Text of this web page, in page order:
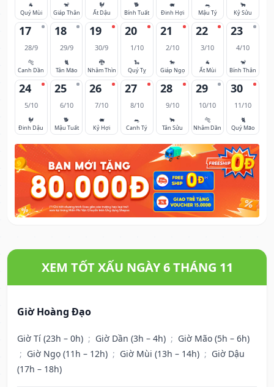
🐐
Quý Mùi
🐒
Giáp Thân
🐓
Ất Dậu
🐕
Bính Tuất
🐖
Đinh Hợi
🐀
Mậu Tý
🐂
Kỷ Sửu
17
28/9
🐅
Canh Dần
18
29/9
🐈
Tân Mão
19
30/9
🐉
Nhâm Thìn
20
1/10
🐍
Quý Tỵ
21
2/10
🐎
Giáp Ngọ
22
3/10
🐐
Ất Mùi
23
4/10
🐒
Bính Thân
24
5/10
🐓
Đinh Dậu
25
6/10
🐕
Mậu Tuất
26
7/10
🐖
Kỷ Hợi
27
8/10
🐀
Canh Tý
28
9/10
🐂
Tân Sửu
29
10/10
🐅
Nhâm Dần
30
11/10
🐈
Quý Mão
XEM TỐT XẤU NGÀY 6 THÁNG 11
Giờ Hoàng Đạo
Giờ Tí (23h – 0h) ; Giờ Dần (3h – 4h) ; Giờ Mão (5h – 6h)
; Giờ Ngọ (11h – 12h) ; Giờ Mùi (13h – 14h) ; Giờ Dậu
(17h – 18h)